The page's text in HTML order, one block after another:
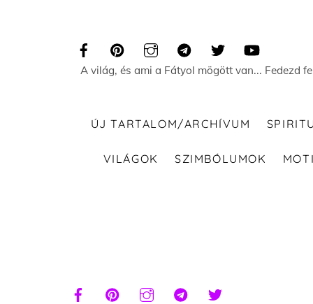
A világ, és ami a Fátyol mögött van... Fedezd
ÚJ TARTALOM/ARCHÍVUM
VILÁGOK SZIMBÓLUMOK